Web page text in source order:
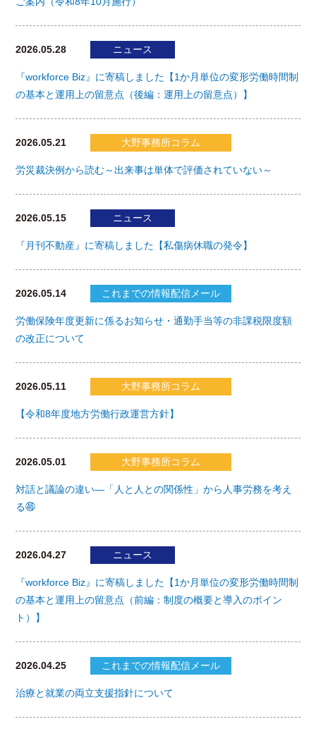
2026.05.28 ニュース
『workforce Biz』に寄稿しました【1か月単位の変形労働時間制
の基本と運用上の留意点（後編：運用上の留意点）】
2026.05.21 大野事務所コラム
労災裁決例から読む～出来事は単体で評価されていない～
2026.05.15 ニュース
『月刊不動産』に寄稿しました【私傷病休職の発令】
2026.05.14 これまでの情報配信メール
労働保険年度更新に係るお知らせ・通勤手当等の非課税限度額
の改正について
2026.05.11 大野事務所コラム
【令和8年度地方労働行政運営方針】
2026.05.01 大野事務所コラム
対話と議論の違い―「人と人との関係性」から人事労務を考え
る㊻
2026.04.27 ニュース
『workforce Biz』に寄稿しました【1か月単位の変形労働時間制
の基本と運用上の留意点（前編：制度の概要と導入のポイン
ト）】
2026.04.25 これまでの情報配信メール
治療と就業の両立支援指針について